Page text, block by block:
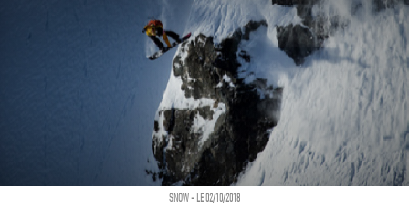
SNOW - LE 02/10/2018